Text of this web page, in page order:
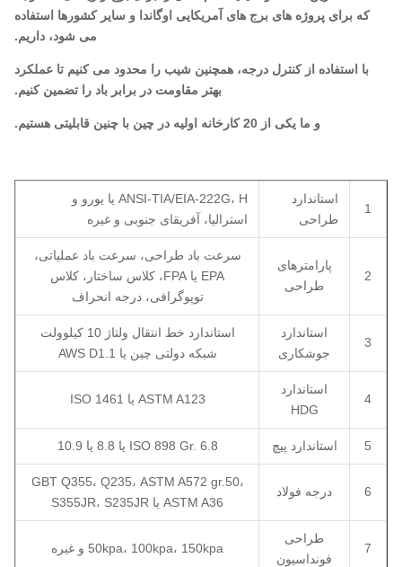
که برای پروژه های برج های آمریکایی اوگاندا و سایر کشورها استفاده
می شود، داریم.
با استفاده از کنترل درجه، همچنین شیب را محدود می کنیم تا عملکرد
بهتر مقاومت در برابر باد را تضمین کنیم.
و ما یکی از 20 کارخانه اولیه در چین با چنین قابلیتی هستیم.
1
استاندارد
طراحی
ANSI-TIA/EIA-222G، H یا یورو و
استرالیا، آفریقای جنوبی و غیره
2
پارامترهای
طراحی
سرعت باد طراحی، سرعت باد عملیاتی،
EPA یا FPA، کلاس ساختار، کلاس
توپوگرافی، درجه انحراف
3
استاندارد
جوشکاری
استاندارد خط انتقال ولتاژ 10 کیلوولت
شبکه دولتی چین یا AWS D1.1
4
استاندارد
HDG
ASTM A123 یا ISO 1461
5 استاندارد پیچ ISO 898 Gr. 6.8 یا 8.8 یا 10.9
6 درجه فولاد
GBT Q355، Q235، ASTM A572 gr.50،
ASTM A36 یا S355JR، S235JR
7
طراحی
فونداسیون
50kpa، 100kpa، 150kpa و غیره